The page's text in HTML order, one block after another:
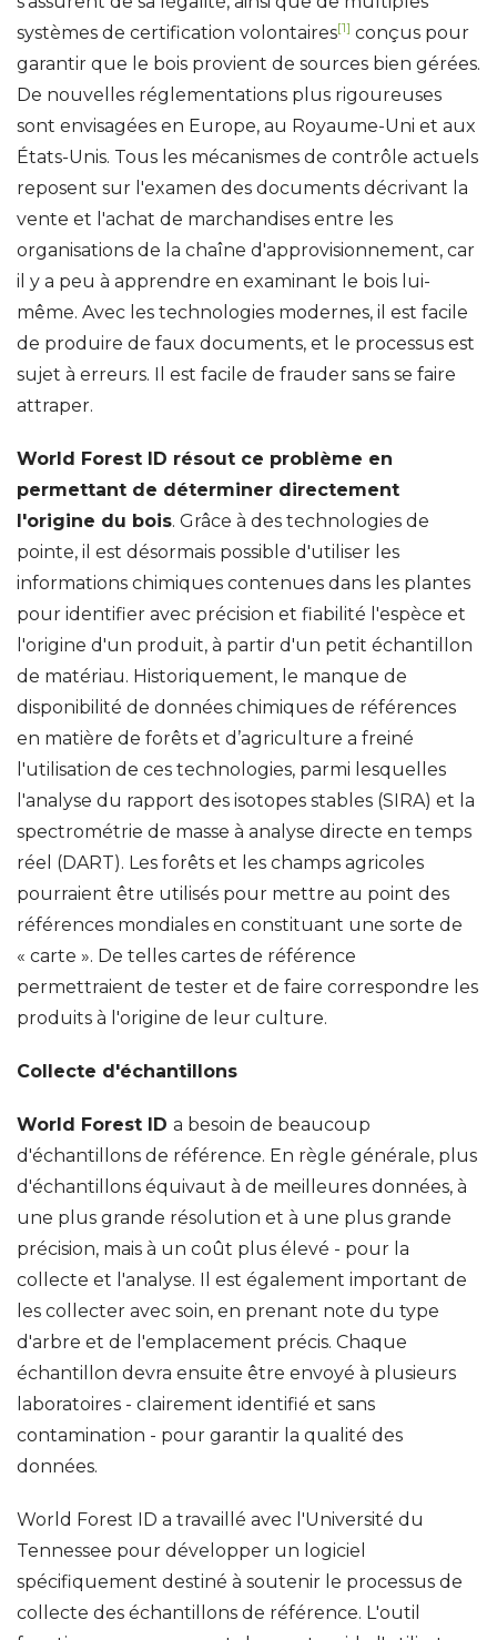
systèmes de certification volontaires[1] conçus pour
garantir que le bois provient de sources bien gérées.
De nouvelles réglementations plus rigoureuses
sont envisagées en Europe, au Royaume-Uni et aux
États-Unis. Tous les mécanismes de contrôle actuels
reposent sur l'examen des documents décrivant la
vente et l'achat de marchandises entre les
organisations de la chaîne d'approvisionnement, car
il y a peu à apprendre en examinant le bois lui-
même. Avec les technologies modernes, il est facile
de produire de faux documents, et le processus est
sujet à erreurs. Il est facile de frauder sans se faire
attraper.
World Forest ID résout ce problème en
permettant de déterminer directement
l'origine du bois. Grâce à des technologies de
pointe, il est désormais possible d'utiliser les
informations chimiques contenues dans les plantes
pour identifier avec précision et fiabilité l'espèce et
l'origine d'un produit, à partir d'un petit échantillon
de matériau. Historiquement, le manque de
disponibilité de données chimiques de références
en matière de forêts et d’agriculture a freiné
l'utilisation de ces technologies, parmi lesquelles
l'analyse du rapport des isotopes stables (SIRA) et la
spectrométrie de masse à analyse directe en temps
réel (DART). Les forêts et les champs agricoles
pourraient être utilisés pour mettre au point des
références mondiales en constituant une sorte de
« carte ». De telles cartes de référence
permettraient de tester et de faire correspondre les
produits à l'origine de leur culture.
Collecte d'échantillons
World Forest ID a besoin de beaucoup
d'échantillons de référence. En règle générale, plus
d'échantillons équivaut à de meilleures données, à
une plus grande résolution et à une plus grande
précision, mais à un coût plus élevé - pour la
collecte et l'analyse. Il est également important de
les collecter avec soin, en prenant note du type
d'arbre et de l'emplacement précis. Chaque
échantillon devra ensuite être envoyé à plusieurs
laboratoires - clairement identifié et sans
contamination - pour garantir la qualité des
données.
World Forest ID a travaillé avec l'Université du
Tennessee pour développer un logiciel
spécifiquement destiné à soutenir le processus de
collecte des échantillons de référence. L'outil